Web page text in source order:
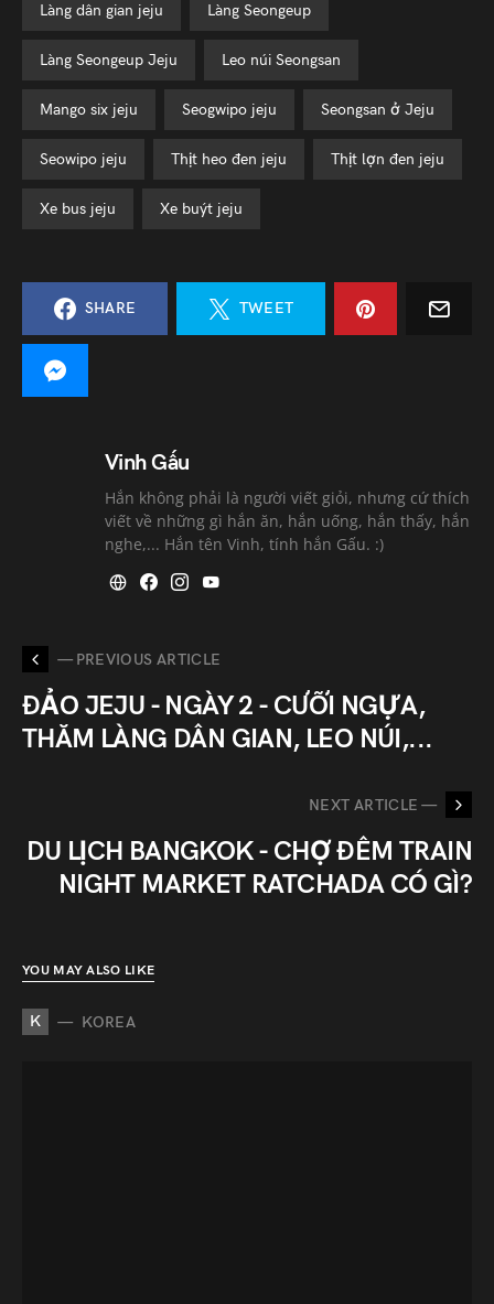
làng dân gian jeju làng Seongeup
làng Seongeup Jeju leo núi Seongsan
mango six jeju seogwipo jeju Seongsan ở Jeju
seowipo jeju thịt heo đen jeju thịt lợn đen jeju
xe bus jeju xe buýt jeju
SHARE TWEET
Vinh Gấu
Hắn không phải là người viết giỏi, nhưng cứ thích
viết về những gì hắn ăn, hắn uống, hắn thấy, hắn
nghe,... Hắn tên Vinh, tính hắn Gấu. :)
— PREVIOUS ARTICLE
ĐẢO JEJU - NGÀY 2 - CƯỠI NGỰA,
THĂM LÀNG DÂN GIAN, LEO NÚI,...
NEXT ARTICLE —
DU LỊCH BANGKOK - CHỢ ĐÊM TRAIN
NIGHT MARKET RATCHADA CÓ GÌ?
YOU MAY ALSO LIKE
K KOREA